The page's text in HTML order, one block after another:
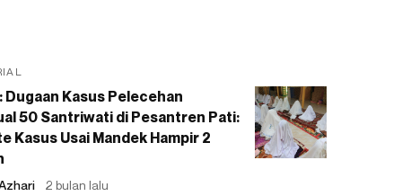
Dugaan Kasus Pelecehan
50 Santriwati di Pesantren Pati:
Kasus Usai Mandek Hampir 2
2 bulan lalu